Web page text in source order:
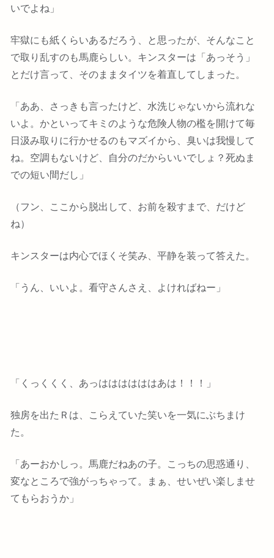
いでよね」
牢獄にも紙くらいあるだろう、と思ったが、そんなこと
で取り乱すのも馬鹿らしい。キンスターは「あっそう」
とだけ言って、そのままタイツを着直してしまった。
「ああ、さっきも言ったけど、水洗じゃないから流れな
いよ。かといってキミのような危険人物の檻を開けて毎
日汲み取りに行かせるのもマズイから、臭いは我慢して
ね。空調もないけど、自分のだからいいでしょ？死ぬま
での短い間だし」
（フン、ここから脱出して、お前を殺すまで、だけど
ね）
キンスターは内心でほくそ笑み、平静を装って答えた。
「うん、いいよ。看守さんさえ、よければねー」
「くっくくく、あっははははははあは！！！」
独房を出たＲは、こらえていた笑いを一気にぶちまけ
た。
「あーおかしっ。馬鹿だねあの子。こっちの思惑通り、
変なところで強がっちゃって。まぁ、せいぜい楽しませ
てもらおうか」